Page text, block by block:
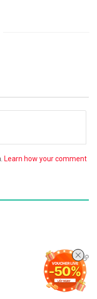
Learn how your comment